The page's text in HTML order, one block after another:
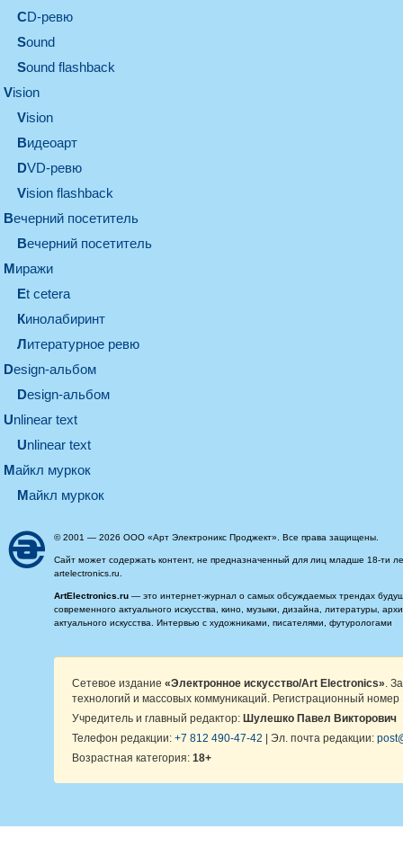
CD-ревю
sound
Sound flashback
vision
vision
видеоарт
DVD-ревю
Vision flashback
вечерний посетитель
вечерний посетитель
миражи
et cetera
кинолабиринт
литературное ревю
design-альбом
design-альбом
unlinear text
Unlinear text
майкл муркок
майкл муркок
© 2001 — 2026 ООО «Арт Электроникс Проджект». Все права защищены.
Сайт может содержать контент, не предназначенный для лиц младше 18-ти
artelectronics.ru.
ArtElectronics.ru — это интернет-журнал о самых обсуждаемых трендах
современного актуального искусства, кино, музыки, дизайна, литературы,
актуального искусства. Интервью с художниками, писателями, футурологами
Сетевое издание «Электронное искусство/Art Electronics» .
технологий и массовых коммуникаций. Регистрационный
Учредитель и главный редактор: Шулешко Павел Викторович
Телефон редакции: +7 812 490-47-42 | Эл. почта редакции:
Возрастная категория: 18+